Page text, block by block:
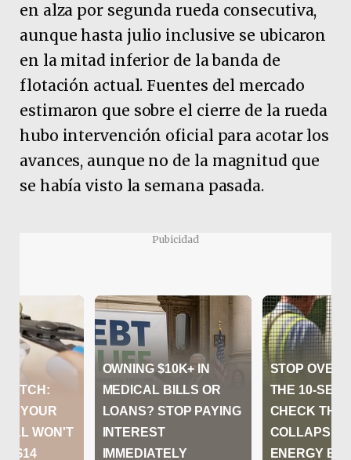
en alza por segunda rueda consecutiva,
aunque hasta julio inclusive se ubicaron
en la mitad inferior de la banda de
flotación actual. Fuentes del mercado
estimaron que sobre el cierre de la rueda
hubo intervención oficial para acotar los
avances, aunque no de la magnitud que
se había visto la semana pasada.
Pubicidad